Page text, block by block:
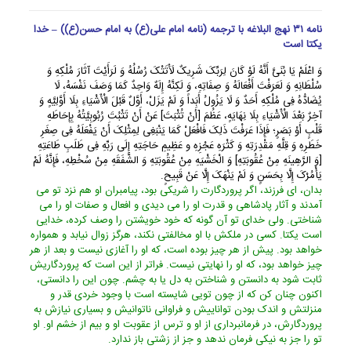
نامه ۳۱ نهج البلاغه با ترجمه (نامه امام علی(ع) به امام حسن(ع)) – خدا
یکتا است
وَ اعْلَمْ یَا بُنَیَّ أَنَّهُ لَوْ کَانَ لِرَبِّکَ شَرِیکٌ لَأَتَتْکَ رُسُلُهُ وَ لَرَأَیْتَ آثَارَ مُلْکِهِ وَ
سُلْطَانِهِ وَ لَعَرَفْتَ أَفْعَالَهُ وَ صِفَاتِهِ، وَ لَکِنَّهُ إِلَهٌ وَاحِدٌ کَمَا وَصَفَ نَفْسَهُ، لَا
یُضَادُّهُ فِی مُلْکِهِ أَحَدٌ وَ لَا یَزُولُ أَبَداً وَ لَمْ یَزَلْ، أَوَّلٌ قَبْلَ الْأَشْیَاءِ بِلَا أَوَّلِیَّهٍ وَ
آخِرٌ بَعْدَ الْأَشْیَاءِ بِلَا نِهَایَهٍ، عَظُمَ [أَنْ تُثْبَتَ] عَنْ أَنْ تَثْبُتَ رُبُوبِیَّتُهُ بِإِحَاطَهِ
قَلْبٍ أَوْ بَصَرٍ؛ فَإِذَا عَرَفْتَ ذَلِکَ فَافْعَلْ کَمَا یَنْبَغِی لِمِثْلِکَ أَنْ یَفْعَلَهُ فِی صِغَرِ
خَطَرِهِ وَ قِلَّهِ مَقْدِرَتِهِ وَ کَثْرَهِ عَجْزِهِ و عَظِیمِ حَاجَتِهِ إِلَى رَبِّهِ فِی طَلَبِ طَاعَتِهِ
[وَ الرَّهِینَهِ مِنْ عُقُوبَتِهِ] وَ الْخَشْیَهِ مِنْ عُقُوبَتِهِ وَ الشَّفَقَهِ مِنْ سُخْطِهِ، فَإِنَّهُ لَمْ
یَأْمُرْکَ إِلَّا بِحَسَنٍ وَ لَمْ یَنْهَکَ إِلَّا عَنْ قَبِیحٍ.
بدان، اى فرزند، اگر پروردگارت را شریکى بود، پیامبران او هم نزد تو مى
آمدند و آثار پادشاهى و قدرت او را مى دیدى و افعال و صفات او را مى
شناختى. ولى خداى تو آن گونه که خود خویشتن را وصف کرده، خدایى
است یکتا. کسى در ملکش با او مخالفتى نکند، هرگز زوال نیابد و همواره
خواهد بود. پیش از هر چیز بوده است، که او را آغازى نیست و بعد از هر
چیز خواهد بود، که او را نهایتى نیست. فراتر از این است که پروردگاریش
ثابت شود به دانستن و شناختن به دل یا به چشم. چون این را دانستى،
اکنون چنان کن که از چون تویى شایسته است با وجود خردى قدر و
منزلتش و اندک بودن تواناییش و فراوانى ناتوانیش و بسیارى نیازش به
پروردگارش، در فرمانبردارى از او و ترس از عقوبت او و بیم از خشم او. او
تو را جز به نیکى فرمان ندهد و جز از زشتى باز ندارد.